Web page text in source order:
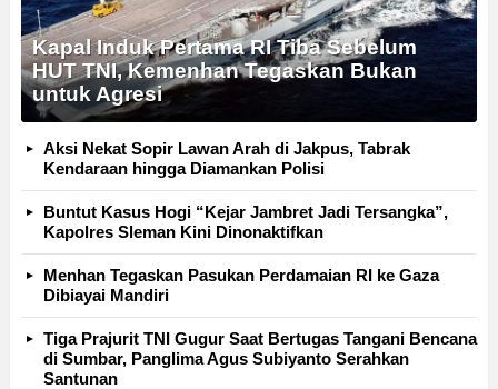
Kapal Induk Pertama RI Tiba Sebelum
HUT TNI, Kemenhan Tegaskan Bukan
untuk Agresi
Aksi Nekat Sopir Lawan Arah di Jakpus, Tabrak
Kendaraan hingga Diamankan Polisi
Buntut Kasus Hogi “Kejar Jambret Jadi Tersangka”,
Kapolres Sleman Kini Dinonaktifkan
Menhan Tegaskan Pasukan Perdamaian RI ke Gaza
Dibiayai Mandiri
Tiga Prajurit TNI Gugur Saat Bertugas Tangani Bencana
di Sumbar, Panglima Agus Subiyanto Serahkan
Santunan